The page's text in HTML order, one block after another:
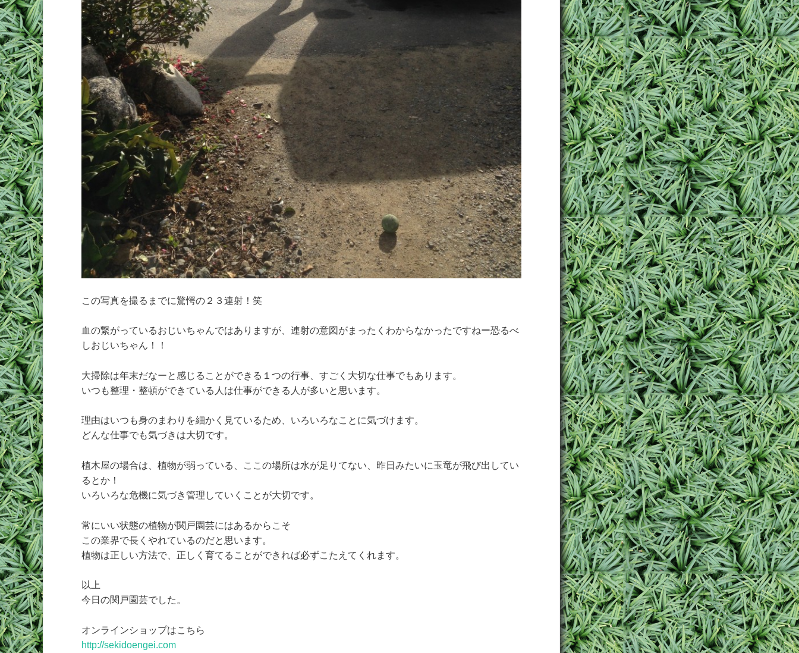
この写真を撮るまでに驚愕の２３連射！笑
血の繋がっているおじいちゃんではありますが、連射の意図がまったくわからなかったですねー恐るべ
しおじいちゃん！！
大掃除は年末だなーと感じることができる１つの行事、すごく大切な仕事でもあります。
いつも整理・整頓ができている人は仕事ができる人が多いと思います。
理由はいつも身のまわりを細かく見ているため、いろいろなことに気づけます。
どんな仕事でも気づきは大切です。
植木屋の場合は、植物が弱っている、ここの場所は水が足りてない、昨日みたいに玉竜が飛び出してい
るとか！
いろいろな危機に気づき管理していくことが大切です。
常にいい状態の植物が関戸園芸にはあるからこそ
この業界で長くやれているのだと思います。
植物は正しい方法で、正しく育てることができれば必ずこたえてくれます。
以上
今日の関戸園芸でした。
オンラインショップはこちら
http://sekidoengei.com